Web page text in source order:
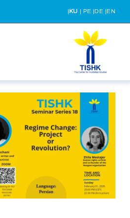
Skip
to
content
KU |PE|DE|EN
|